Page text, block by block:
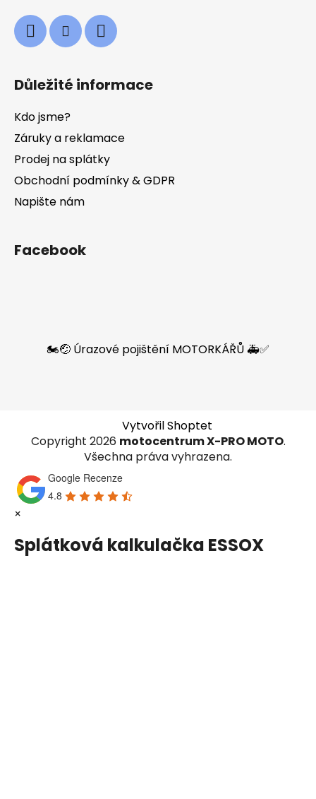
Důležité informace
Kdo jsme?
Záruky a reklamace
Prodej na splátky
Obchodní podmínky & GDPR
Napište nám
Facebook
🏍️🤕 Úrazové pojištění MOTORKÁŘŮ 🚑✅
Vytvořil Shoptet
Copyright 2026 motocentrum X-PRO MOTO.
Všechna práva vyhrazena.
Google Recenze
4.8
×
Splátková kalkulačka ESSOX